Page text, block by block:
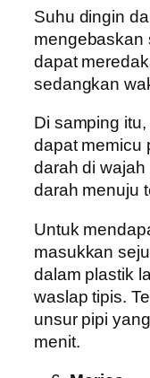
Suhu dingin
mengebaskan
dapat
sedangkan
Di samping
dapat memicu
darah di
darah menuju
Untuk
masukkan
dalam plastik
waslap tipis.
unsur pipi
menit.